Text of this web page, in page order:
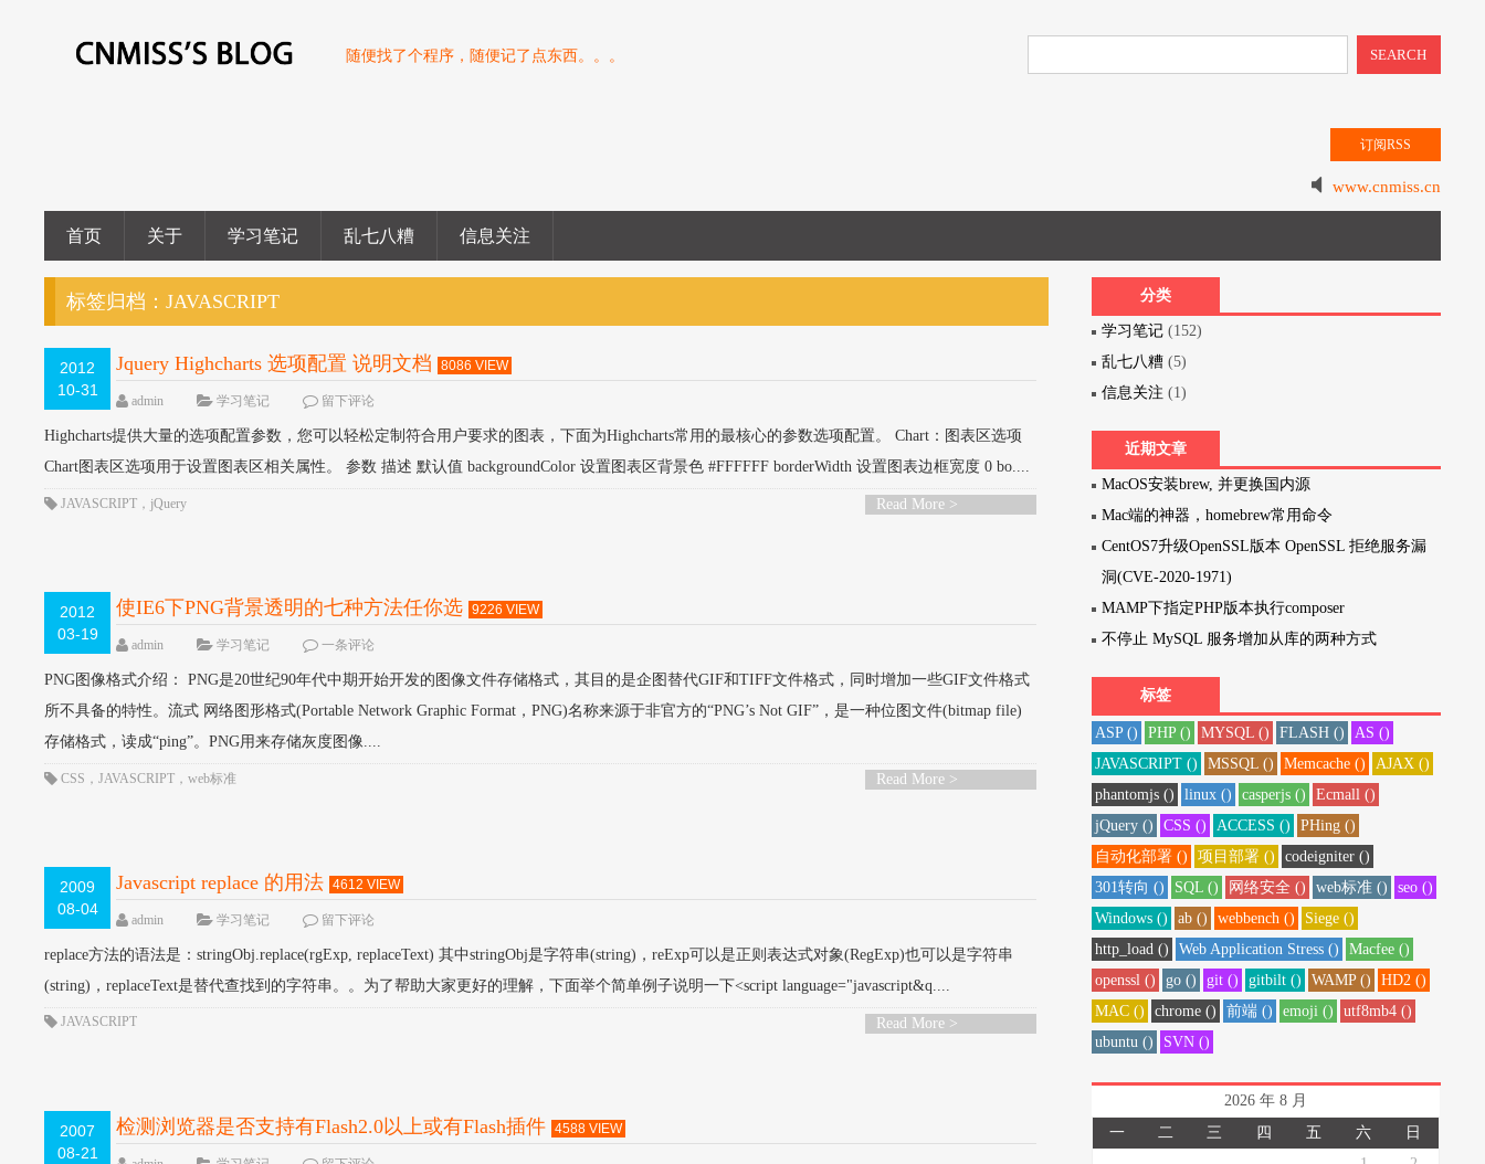
随便找了个程序，随便记了点东西。。。 SEARCH
订阅RSS
www.cnmiss.cn
首页 关于 学习笔记 乱七八糟 信息关注
标签归档：JAVASCRIPT
2012
10-31
Jquery Highcharts 选项配置 说明文档 8086 VIEW
admin 学习笔记 留下评论
Highcharts提供大量的选项配置参数，您可以轻松定制符合用户要求的图表，下面为Highcharts常用的最核心的参数选项配置。 Chart：图表区选项
Chart图表区选项用于设置图表区相关属性。 参数 描述 默认值 backgroundColor 设置图表区背景色 #FFFFFF borderWidth 设置图表边框宽度 0 bo....
Read More >
JAVASCRIPT ， jQuery
2012
03-19
使IE6下PNG背景透明的七种方法任你选 9226 VIEW
admin 学习笔记 一条评论
PNG图像格式介绍： PNG是20世纪90年代中期开始开发的图像文件存储格式，其目的是企图替代GIF和TIFF文件格式，同时增加一些GIF文件格式
所不具备的特性。流式 网络图形格式(Portable Network Graphic Format，PNG)名称来源于非官方的“PNG’s Not GIF”，是一种位图文件(bitmap file)
存储格式，读成“ping”。PNG用来存储灰度图像....
Read More >
CSS ，JAVASCRIPT ，web标准
2009
08-04
Javascript replace 的用法 4612 VIEW
admin 学习笔记 留下评论
replace方法的语法是：stringObj.replace(rgExp, replaceText) 其中stringObj是字符串(string)，reExp可以是正则表达式对象(RegExp)也可以是字符串
(string)，replaceText是替代查找到的字符串。。为了帮助大家更好的理解，下面举个简单例子说明一下<script language="javascript&q....
Read More >
JAVASCRIPT
2007
08-21
检测浏览器是否支持有Flash2.0以上或有Flash插件 4588 VIEW
分类
学习笔记 (152)
乱七八糟 (5)
信息关注 (1)
近期文章
MacOS安装brew, 并更换国内源
Mac端的神器，homebrew常用命令
CentOS7升级OpenSSL版本 OpenSSL 拒绝服务漏
洞(CVE-2020-1971)
MAMP下指定PHP版本执行composer
不停止 MySQL 服务增加从库的两种方式
标签
ASP () PHP () MYSQL () FLASH ()
AS ()
JAVASCRIPT ()
MSSQL () Memcache ()
AJAX ()
phantomjs ()
linux () casperjs ()
Ecmall ()
jQuery ()
CSS () ACCESS ()
PHing ()
自动化部署 ()
项目部署 ()
codeigniter ()
301转向 ()
SQL () 网络安全 () web标准 ()
seo ()
Windows ()
ab () webbench ()
Siege ()
http_load ()
Web Application Stress ()
Macfee ()
openssl ()
go () git () gitbilt () WAMP ()
HD2 ()
MAC ()
chrome () 前端 () emoji ()
utf8mb4 ()
ubuntu ()
SVN ()
2026 年 8 月
一
二 三 四 五 六
日